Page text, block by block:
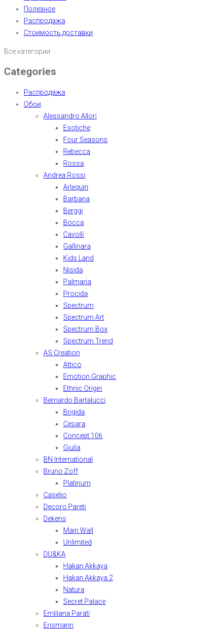
Полезное
Распродажа
Стоимость доставки
Все категории
Categories
Распродажа
Обои
Alessandro Allori
Esotiche
Four Seasons
Rebecca
Rossa
Andrea Rossi
Arlequin
Barbana
Berggi
Bocca
Cavolli
Gallinara
Kids Land
Nisida
Palmaria
Procida
Spectrum
Spectrum Art
Spectrum Box
Spectrum Trend
AS Creation
Attico
Emotion Graphic
Ethnic Origin
Bernardo Bartalucci
Brigida
Cesara
Concept 106
Giulia
BN International
Bruno Zoff
Platinum
Caselio
Decoro Pareti
Dekens
Main Wall
Unlimited
DU&KA
Hakan Akkaya
Hakan Akkaya 2
Natura
Secret Palace
Emiliana Parati
Erismann